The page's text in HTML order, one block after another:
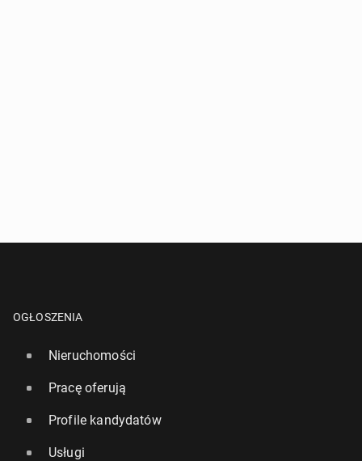
OGŁOSZENIA
Nieruchomości
Pracę oferują
Profile kandydatów
Usługi